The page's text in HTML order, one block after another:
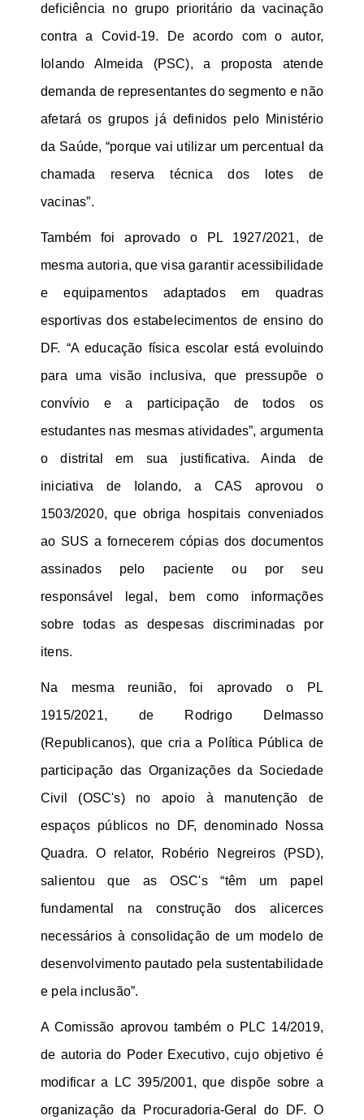
deficiência no grupo prioritário da vacinação
contra a Covid-19. De acordo com o autor,
Iolando Almeida (PSC), a proposta atende
demanda de representantes do segmento e não
afetará os grupos já definidos pelo Ministério
da Saúde, “porque vai utilizar um percentual da
chamada reserva técnica dos lotes de
vacinas”.
Também foi aprovado o PL 1927/2021, de
mesma autoria, que visa garantir acessibilidade
e equipamentos adaptados em quadras
esportivas dos estabelecimentos de ensino do
DF. “A educação física escolar está evoluindo
para uma visão inclusiva, que pressupõe o
convívio e a participação de todos os
estudantes nas mesmas atividades”, argumenta
o distrital em sua justificativa. Ainda de
iniciativa de Iolando, a CAS aprovou o
1503/2020, que obriga hospitais conveniados
ao SUS a fornecerem cópias dos documentos
assinados pelo paciente ou por seu
responsável legal, bem como informações
sobre todas as despesas discriminadas por
itens.
Na mesma reunião, foi aprovado o PL
1915/2021, de Rodrigo Delmasso
(Republicanos), que cria a Política Pública de
participação das Organizações da Sociedade
Civil (OSC's) no apoio à manutenção de
espaços públicos no DF, denominado Nossa
Quadra. O relator, Robério Negreiros (PSD),
salientou que as OSC's “têm um papel
fundamental na construção dos alicerces
necessários à consolidação de um modelo de
desenvolvimento pautado pela sustentabilidade
e pela inclusão”.
A Comissão aprovou também o PLC 14/2019,
de autoria do Poder Executivo, cujo objetivo é
modificar a LC 395/2001, que dispõe sobre a
organização da Procuradoria-Geral do DF. O